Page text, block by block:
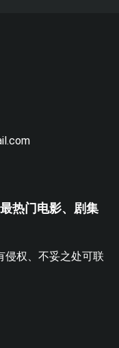
热门电影、剧集
侵权、不妥之处可联